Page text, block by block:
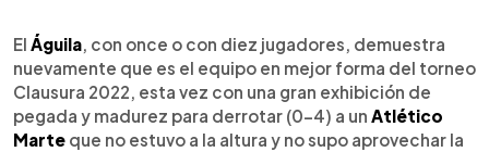
► Escuchar artículo
El Águila, con once o con diez jugadores, demuestra
nuevamente que es el equipo en mejor forma del torneo
Clausura 2022, esta vez con una gran exhibición de
pegada y madurez para derrotar (0-4) a un Atlético
Marte que no estuvo a la altura y no supo aprovechar la